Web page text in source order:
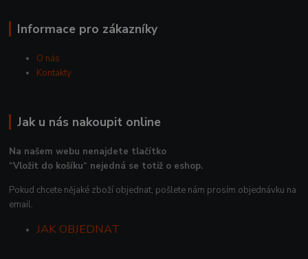
Informace pro zákazníky
O nás
Kontakty
Jak u nás nakoupit online
Na našem webu nenajdete tlačítko
“Vložit do košíku“ nejedná se totiž o eshop.
Pokud chcete nějaké zboží objednat, pošlete nám prosím objednávku na
email.
JAK OBJEDNAT